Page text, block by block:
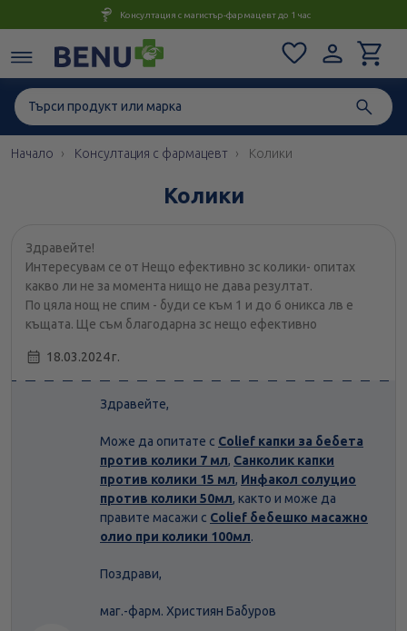
Консултация с магистър-фармацевт до 1 час
Начало Консултация с фармацевт Колики
Колики
Здравейте!
Интересувам се от Нещо ефективно зс колики- опитах
какво ли не за момента нищо не дава резултат.
По цяла нощ не спим - буди се към 1 и до 6 оникса лв е
къщата. Ще съм благодарна зс нещо ефективно
18.03.2024 г.
Здравейте,
Може да опитате с Colief капки за бебета
против колики 7 мл, Санколик капки
против колики 15 мл, Инфакол солуцио
против колики 50мл, както и може да
правите масажи с Colief бебешко масажно
олио при колики 100мл.
Поздрави,
маг.-фарм. Християн Бабуров